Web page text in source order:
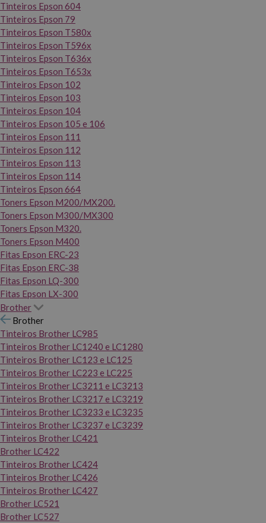
Tinteiros Epson 604
Tinteiros Epson 79
Tinteiros Epson T580x
Tinteiros Epson T596x
Tinteiros Epson T636x
Tinteiros Epson T653x
Tinteiros Epson 102
Tinteiros Epson 103
Tinteiros Epson 104
Tinteiros Epson 105 e 106
Tinteiros Epson 111
Tinteiros Epson 112
Tinteiros Epson 113
Tinteiros Epson 114
Tinteiros Epson 664
Toners Epson M200/MX200.
Toners Epson M300/MX300
Toners Epson M320.
Toners Epson M400
Fitas Epson ERC-23
Fitas Epson ERC-38
Fitas Epson LQ-300
Fitas Epson LX-300
Brother
Brother
Tinteiros Brother LC985
Tinteiros Brother LC1240 e LC1280
Tinteiros Brother LC123 e LC125
Tinteiros Brother LC223 e LC225
Tinteiros Brother LC3211 e LC3213
Tinteiros Brother LC3217 e LC3219
Tinteiros Brother LC3233 e LC3235
Tinteiros Brother LC3237 e LC3239
Tinteiros Brother LC421
Brother LC422
Tinteiros Brother LC424
Tinteiros Brother LC426
Tinteiros Brother LC427
Brother LC521
Brother LC527